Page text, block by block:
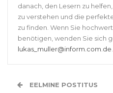
danach, den Lesern zu
zu verstehen und die
zu finden. Wenn Sie
benötigen, wenden Sie sich
lukas_muller@inform.com.de.
EELMINE POSTITUS